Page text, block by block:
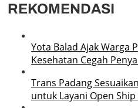
REKOMENDASI
Yota Balad Ajak Warga
Kesehatan Cegah
Trans Padang
untuk Layani Open Ship